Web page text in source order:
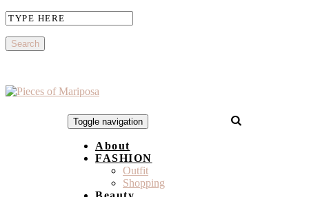
Toggle navigation
About
FASHION
Outfit
Shopping